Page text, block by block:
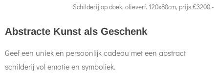
Schilderij op doek, olieverf. 120x80cm, prijs €3200,-
Abstracte Kunst als Geschenk
Geef een uniek en persoonlijk cadeau met een abstract
schilderij vol emotie en symboliek.